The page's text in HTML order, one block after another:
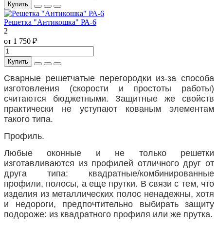
Купить
Решетка "Антикошка" РА-6
2
от 1 750 ₽
Купить
Сварные решетчатые перегородки из-за способа
изготовления (скорости и простоты работы)
считаются бюджетными. Защитные же свойств
практически не уступают кованым элементам
такого типа.
Профиль.
Любые оконные и не только решетки
изготавливаются из профилей отличного друг от
друга типа: квадратные/комбинированные
профили, полосы, а еще прутки. В связи с тем, что
изделия из металлических полос ненадежны, хотя
и недороги, предпочтительно выбирать защиту
подороже: из квадратного профиля или же прутка.